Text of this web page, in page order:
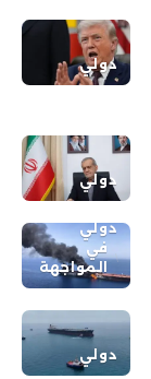
دولي
دولي
دولي
في
المواجهة
دولي